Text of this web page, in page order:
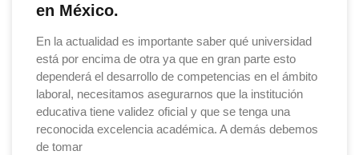
en México.
En la actualidad es importante saber qué universidad
está por encima de otra ya que en gran parte esto
dependerá el desarrollo de competencias en el ámbito
laboral, necesitamos asegurarnos que la institución
educativa tiene validez oficial y que se tenga una
reconocida excelencia académica. A demás debemos
de tomar